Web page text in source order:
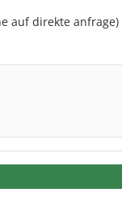
auf direkte anfrage)